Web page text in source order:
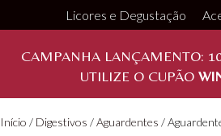
Licores e Degustação
CAMPANHA LANÇAMENTO:
UTILIZE O CUPÃO
Início / Digestivos /Aguardentes /